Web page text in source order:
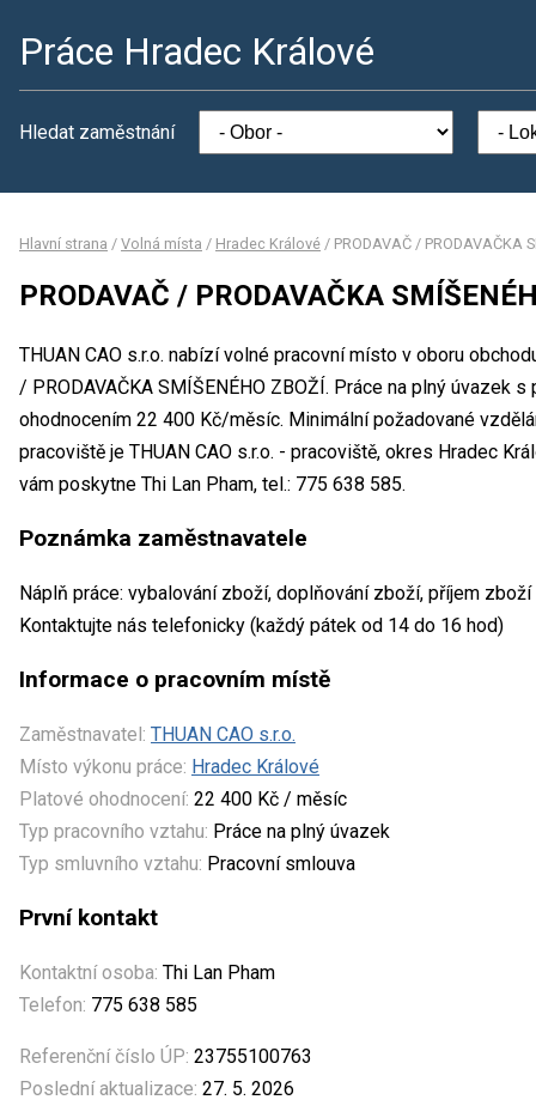
Práce Hradec Králové
Hledat zaměstnání
Hlavní strana / Volná místa / Hradec Králové / PRODAVAČ / PRODAVAČKA
PRODAVAČ / PRODAVAČKA
THUAN CAO s.r.o. nabízí volné pracovní místo v oboru
/ PRODAVAČKA SMÍŠENÉHO ZBOŽÍ. Práce na plný úvazek
ohodnocením 22 400 Kč/měsíc. Minimální požadované
pracoviště je THUAN CAO s.r.o. - pracoviště, okres Hradec
vám poskytne Thi Lan Pham, tel.: 775 638 585.
Poznámka zaměstnavatele
Náplň práce: vybalování zboží, doplňování zboží, příjem zboží
Kontaktujte nás telefonicky (každý pátek od 14 do 16 hod)
Informace o pracovním místě
Zaměstnavatel: THUAN CAO s.r.o.
Místo výkonu práce: Hradec Králové
Platové ohodnocení: 22 400 Kč / měsíc
Typ pracovního vztahu: Práce na plný úvazek
Typ smluvního vztahu: Pracovní smlouva
První kontakt
Kontaktní osoba: Thi Lan Pham
Telefon: 775 638 585
Referenční číslo ÚP: 23755100763
Poslední aktualizace: 27. 5. 2026